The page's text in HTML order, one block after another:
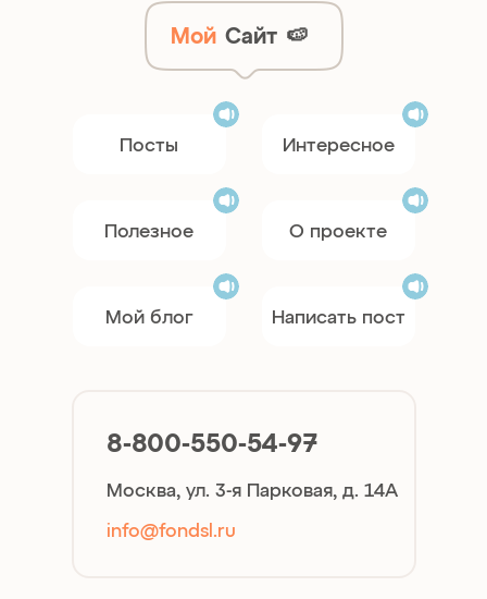
Мой Сайт 🍉
Посты Интересное
Полезное О проекте
Мой блог Написать пост
8-800-550-54-97
Москва, ул. 3-я Парковая, д. 14А
info@fondsl.ru